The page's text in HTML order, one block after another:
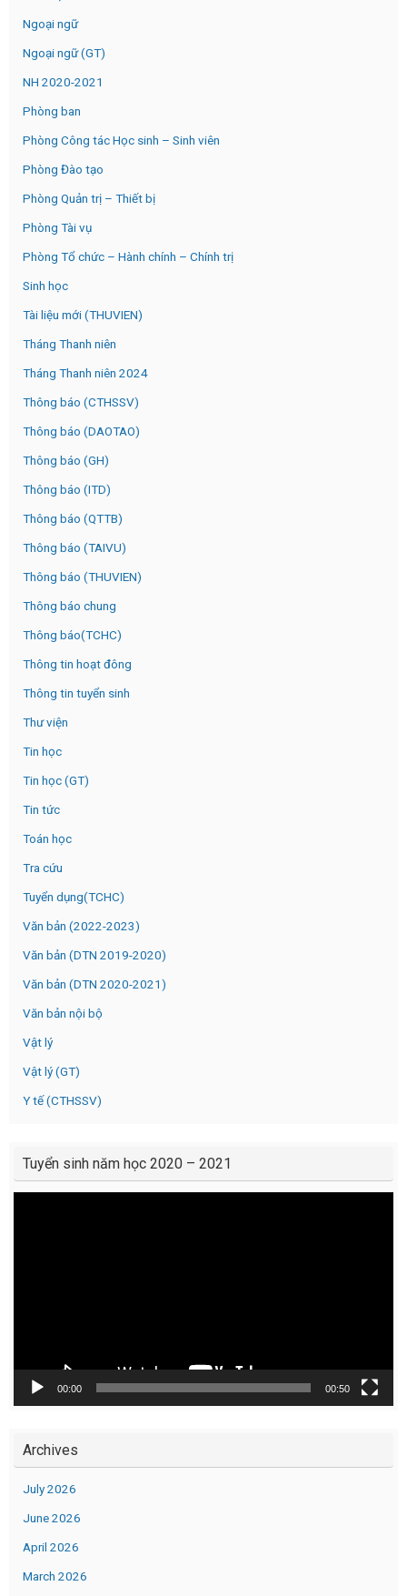
Ngoại ngữ
Ngoại ngữ (GT)
NH 2020-2021
Phòng ban
Phòng Công tác Học sinh – Sinh viên
Phòng Đào tạo
Phòng Quản trị – Thiết bị
Phòng Tài vụ
Phòng Tổ chức – Hành chính – Chính trị
Sinh học
Tài liệu mới (THUVIEN)
Tháng Thanh niên
Tháng Thanh niên 2024
Thông báo (CTHSSV)
Thông báo (DAOTAO)
Thông báo (GH)
Thông báo (ITD)
Thông báo (QTTB)
Thông báo (TAIVU)
Thông báo (THUVIEN)
Thông báo chung
Thông báo(TCHC)
Thông tin hoạt đông
Thông tin tuyển sinh
Thư viện
Tin học
Tin học (GT)
Tin tức
Toán học
Tra cứu
Tuyển dụng(TCHC)
Văn bản (2022-2023)
Văn bản (DTN 2019-2020)
Văn bản (DTN 2020-2021)
Văn bản nội bộ
Vật lý
Vật lý (GT)
Y tế (CTHSSV)
Tuyển sinh năm học 2020 – 2021
00:00 00:50
Archives
July 2026
June 2026
April 2026
March 2026